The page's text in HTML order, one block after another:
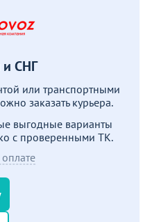
и СНГ
или транспортными
заказать курьера.
выгодные варианты
с проверенными ТК.